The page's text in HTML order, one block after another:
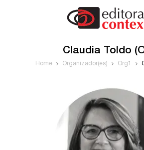
Claudia Toldo
Home Organizador(es) Org1